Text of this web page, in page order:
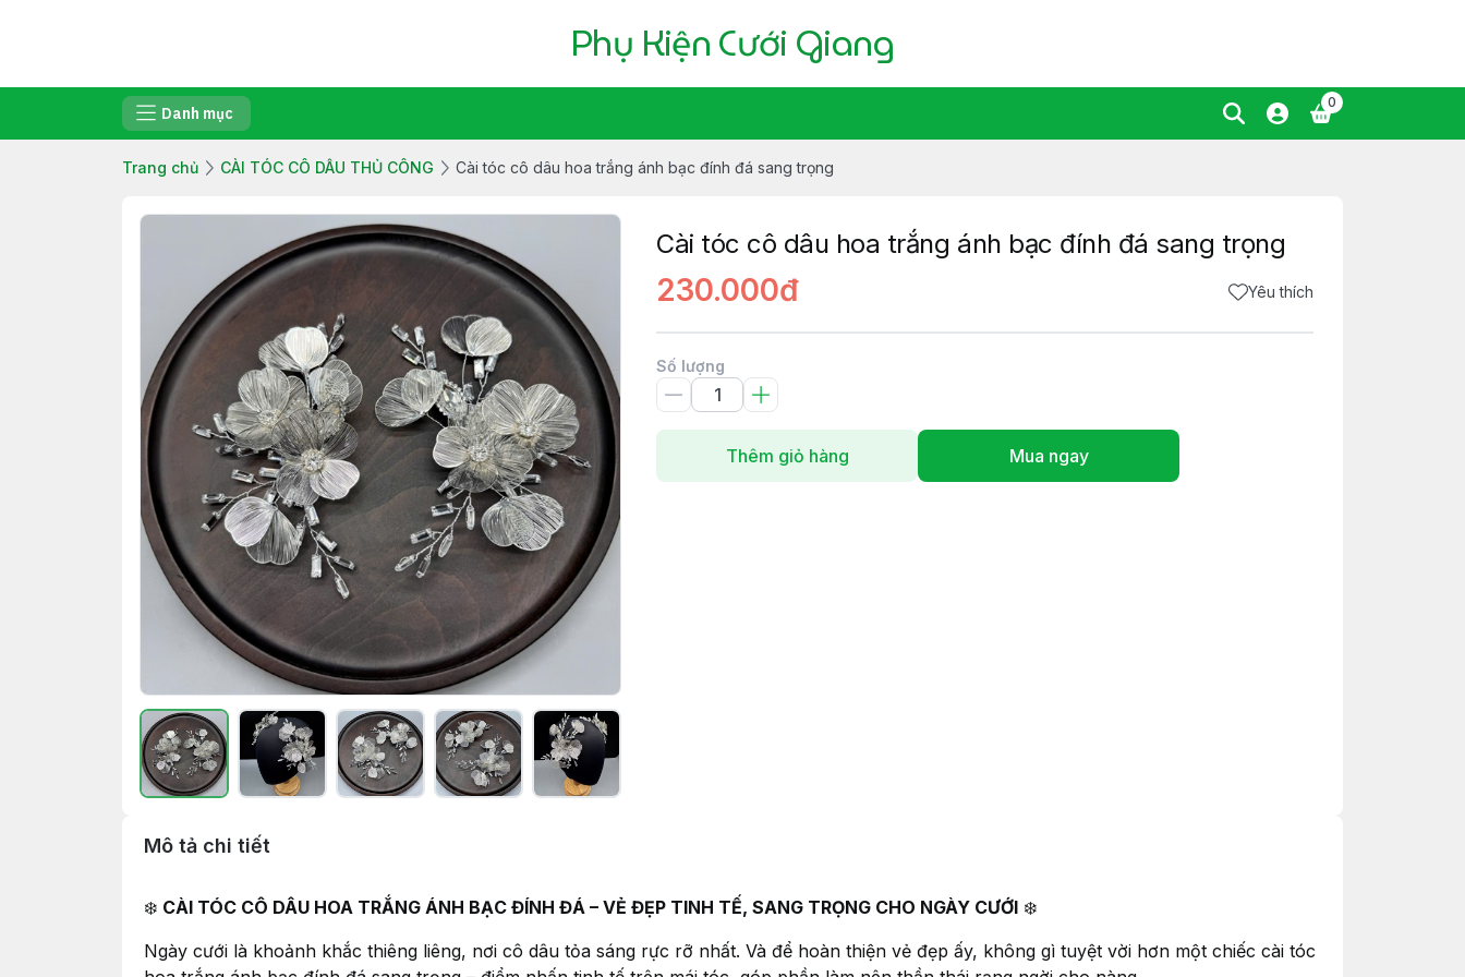
Phụ Kiện Cưới Giang
Danh mục
0
Trang chủ CÀI TÓC CÔ DÂU THỦ CÔNG Cài tóc cô dâu hoa trắng ánh bạc đính đá sang trọng
Cài tóc cô dâu hoa trắng ánh bạc đính đá sang trọng
230.000đ Yêu thích
Số lượng
Thêm giỏ hàng Mua ngay
Mô tả chi tiết
❄️ CÀI TÓC CÔ DÂU HOA TRẮNG ÁNH BẠC ĐÍNH ĐÁ – VẺ ĐẸP TINH TẾ, SANG TRỌNG CHO NGÀY CƯỚI ❄️
Ngày cưới là khoảnh khắc thiêng liêng, nơi cô dâu tỏa sáng rực rỡ nhất. Và để hoàn thiện vẻ đẹp ấy, không gì tuyệt vời hơn một chiếc cài tóc